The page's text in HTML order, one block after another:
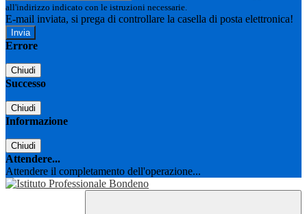
all'indirizzo indicato con le istruzioni necessarie.
E-mail inviata, si prega di controllare la casella di posta elettronica!
Errore
Chiudi
Successo
Chiudi
Informazione
Chiudi
Attendere...
Attendere il completamento dell'operazione...